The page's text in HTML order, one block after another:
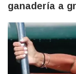
ganadería a